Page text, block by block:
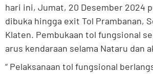
hari ini, Jumat, 20 Desember 2024
dibuka hingga exit Tol Prambanan,
Klaten. Pembukaan tol fungsional
arus kendaraan selama Nataru dan
“ Pelaksanaan tol fungsional